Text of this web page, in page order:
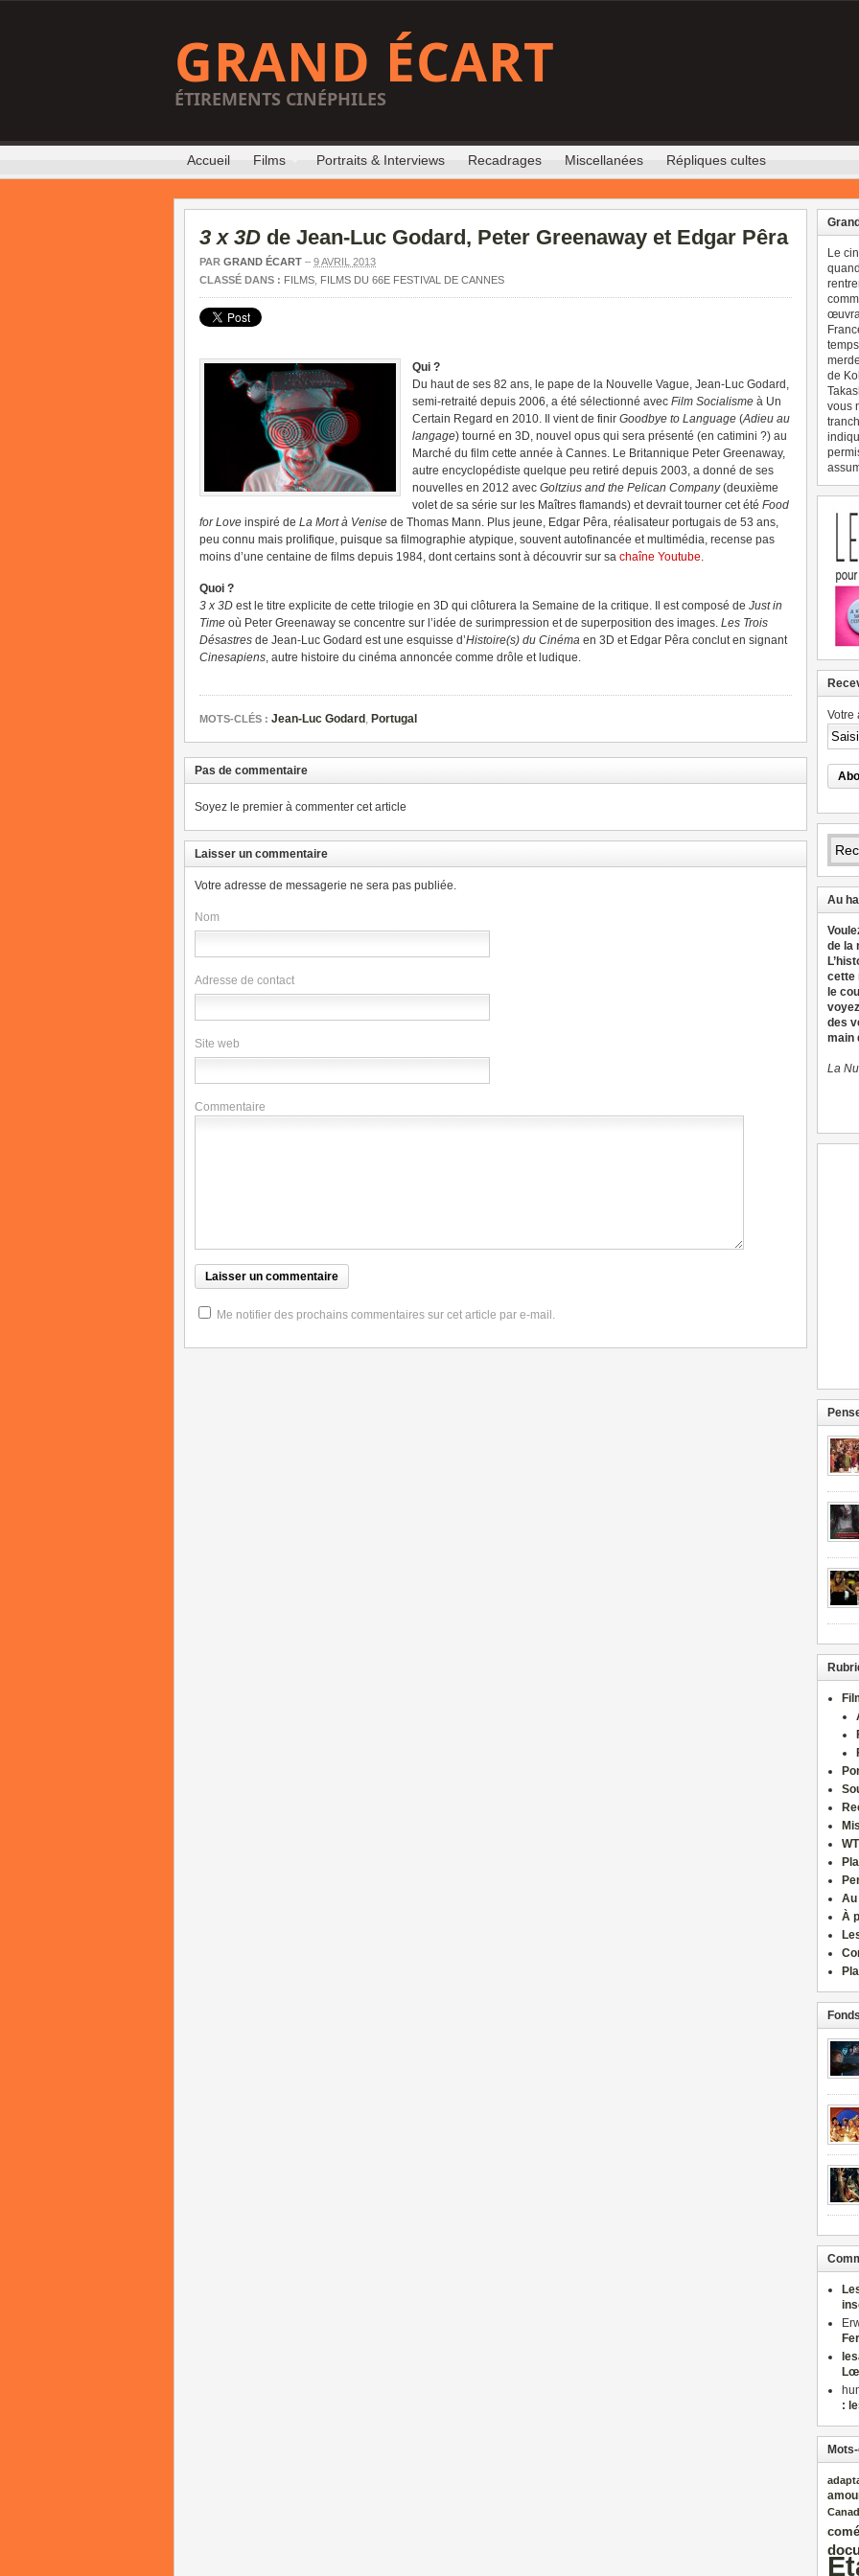
GRAND ÉCART
ÉTIREMENTS CINÉPHILES
Accueil Films Portraits & Interviews Recadrages Miscellanées Répliques cultes
3 x 3D de Jean-Luc Godard, Peter Greenaway et Edgar Pêra
PAR GRAND ÉCART – 9 AVRIL 2013
CLASSÉ DANS : FILMS FILMS DU 66E FESTIVAL DE CANNES
Qui ?
Du haut de ses 82 ans, le pape de la Nouvelle Vague, Jean-Luc Godard,
semi-retraité depuis 2006, a été sélectionné avec Film Socialisme à Un
Certain Regard en 2010. Il vient de finir Goodbye to Language (Adieu au
langage) tourné en 3D, nouvel opus qui sera présenté (en catimini ?) au
Marché du film cette année à Cannes. Le Britannique Peter Greenaway,
autre encyclopédiste quelque peu retiré depuis 2003, a donné de ses
nouvelles en 2012 avec Goltzius and the Pelican Company(deuxième
volet de sa série sur les Maîtres flamands) et devrait tourner cet été Food
for Love inspiré de La Mort à Venise de Thomas Mann. Plus jeune, Edgar Pêra, réalisateur portugais de 53 ans,
peu connu mais prolifique, puisque sa filmographie atypique, souvent autofinancée et multimédia, recense pas
moins d’une centaine de films depuis 1984, dont certains sont à découvrir sur sa chaîne Youtube.
Quoi ?
3 x 3D est le titre explicite de cette trilogie en 3D qui clôturera la Semaine de la critique. Il est composé de Just in
Time où Peter Greenaway se concentre sur l’idée de surimpression et de superposition des images. Les Trois
Désastres de Jean-Luc Godard est une esquisse d’Histoire(s) du Cinéma en 3D et Edgar Pêra conclut en signant
Cinesapiens, autre histoire du cinéma annoncée comme drôle et ludique.
MOTS-CLÉS : Jean-Luc Godard , Portugal
Pas de commentaire
Soyez le premier à commenter cet article
Laisser un commentaire
Votre adresse de messagerie ne sera pas publiée.
Nom
Adresse de contact
Site web
Commentaire
Me notifier des prochains commentaires sur cet article par e-mail.
Le
de
vous
Votre
Au
de la
cette
le
des
main
La
À
: